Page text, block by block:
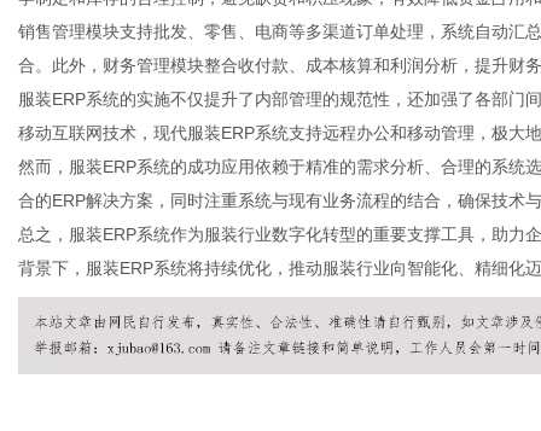
销售管理模块支持批发、零售、电商等多渠道订单处理，系统自动汇
合。此外，财务管理模块整合收付款、成本核算和利润分析，提升财
服装ERP系统的实施不仅提升了内部管理的规范性，还加强了各部门
移动互联网技术，现代服装ERP系统支持远程办公和移动管理，极大
然而，服装ERP系统的成功应用依赖于精准的需求分析、合理的系统
合的ERP解决方案，同时注重系统与现有业务流程的结合，确保技术
总之，服装ERP系统作为服装行业数字化转型的重要支撑工具，助力
背景下，服装ERP系统将持续优化，推动服装行业向智能化、精细化